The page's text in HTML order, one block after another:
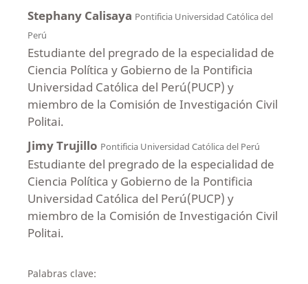
Stephany Calisaya Pontificia Universidad Católica del
Perú
Estudiante del pregrado de la especialidad de
Ciencia Política y Gobierno de la Pontificia
Universidad Católica del Perú(PUCP) y
miembro de la Comisión de Investigación Civil
Politai.
Jimy Trujillo Pontificia Universidad Católica del Perú
Estudiante del pregrado de la especialidad de
Ciencia Política y Gobierno de la Pontificia
Universidad Católica del Perú(PUCP) y
miembro de la Comisión de Investigación Civil
Politai.
Palabras clave: